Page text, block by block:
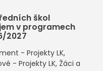
škol
v programech
2027
- Projekty LK
- Projekty LK Žáci a